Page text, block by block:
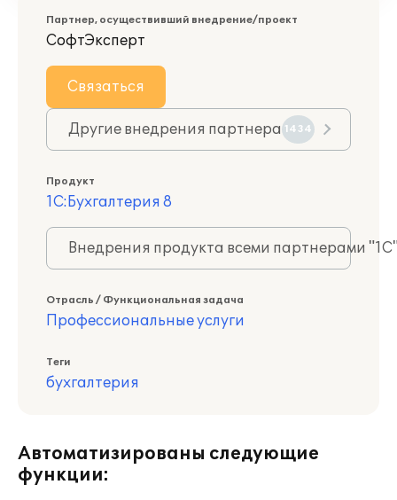
Партнер, осуществивший внедрение/проект
СофтЭксперт
Связаться
Другие внедрения партнера 1434
Продукт
1С:Бухгалтерия 8
Внедрения продукта всеми партнерами
Отрасль / Функциональная задача
Профессиональные услуги
Теги
бухгалтерия
Автоматизированы следующие
функции: